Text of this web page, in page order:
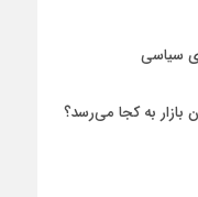
سیاسی
به کجا می‌رسد؟